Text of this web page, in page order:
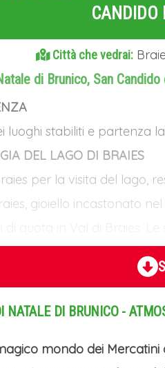
CANDIDO
Città che vedrai:
di Brunico, San
luoghi stabiliti e partenza
DEL LAGO DI BRAIES
per la visita del lago,
gioiello incastonato
dalle maestose pareti
iconica è diventata
NATALE DI BRUNICO -
mondo dei Mercatini